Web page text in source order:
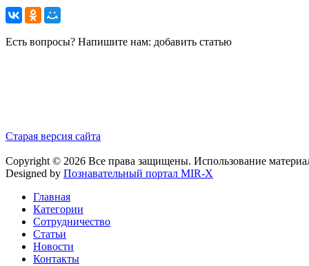
Есть вопросы? Напишите нам: добавить статью
Старая версия сайта
Copyright © 2026 Все права защищены. Использование
Designed by Познавательный портал MIR-X
Главная
Категории
Сотрудничество
Статьи
Новости
Контакты